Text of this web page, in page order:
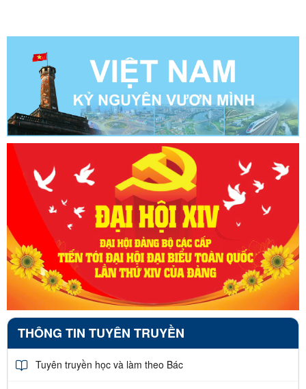
THÔNG TIN TUYÊN TRUYỀN
Tuyên truyền học và làm theo Bác